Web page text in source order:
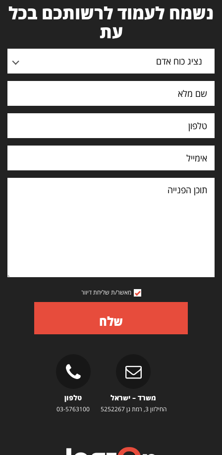
נשמח לעמוד לרשותכם בכל
עת
נציג כוח אדם
תוכן
הפנייה
מאשר/ת שליחת דיוור
שלח
משרד – ישראל
החילזון 3, רמת גן 5252267
טלפון
03-5763100